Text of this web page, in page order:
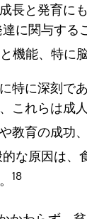
長と発育に
に関与する
機能、特に
特に深刻で
これらは成
教育の成功
な原因は、
18